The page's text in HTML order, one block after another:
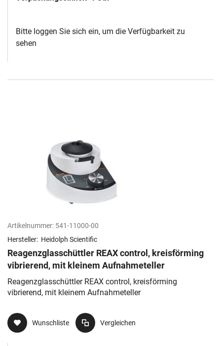
Bitte loggen Sie sich ein, um die Verfügbarkeit zu
sehen
Artikelnummer: 541-11000-00
Hersteller: Heidolph Scientific
Reagenzglasschüttler REAX control, kreisförming
vibrierend, mit kleinem Aufnahmeteller
Reagenzglasschüttler REAX control, kreisförming
vibrierend, mit kleinem Aufnahmeteller
Wunschliste Vergleichen